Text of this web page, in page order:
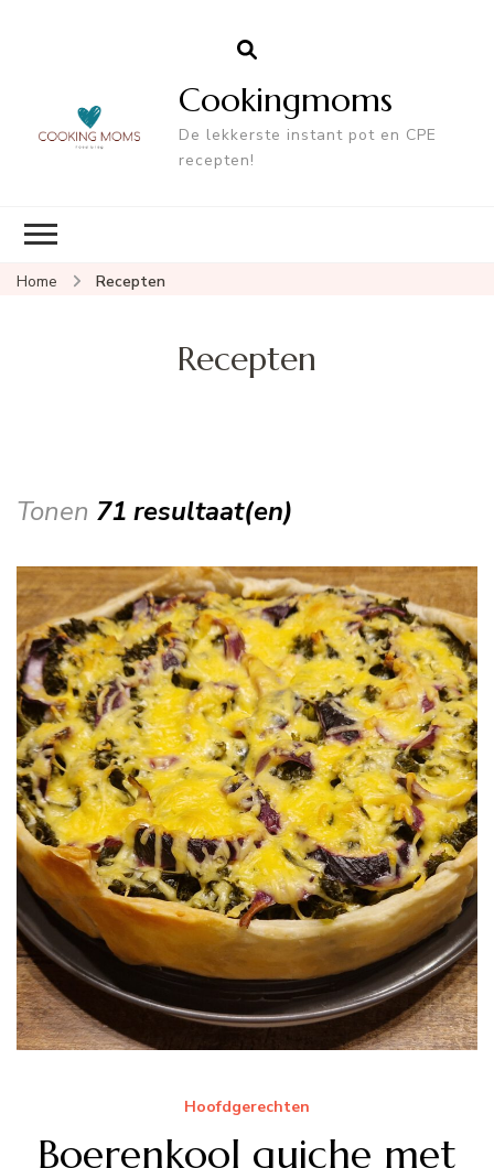
Cookingmoms
De lekkerste instant pot en CPE
recepten!
Home Recepten
Recepten
Tonen 71 resultaat(en)
Hoofdgerechten
Boerenkool quiche met